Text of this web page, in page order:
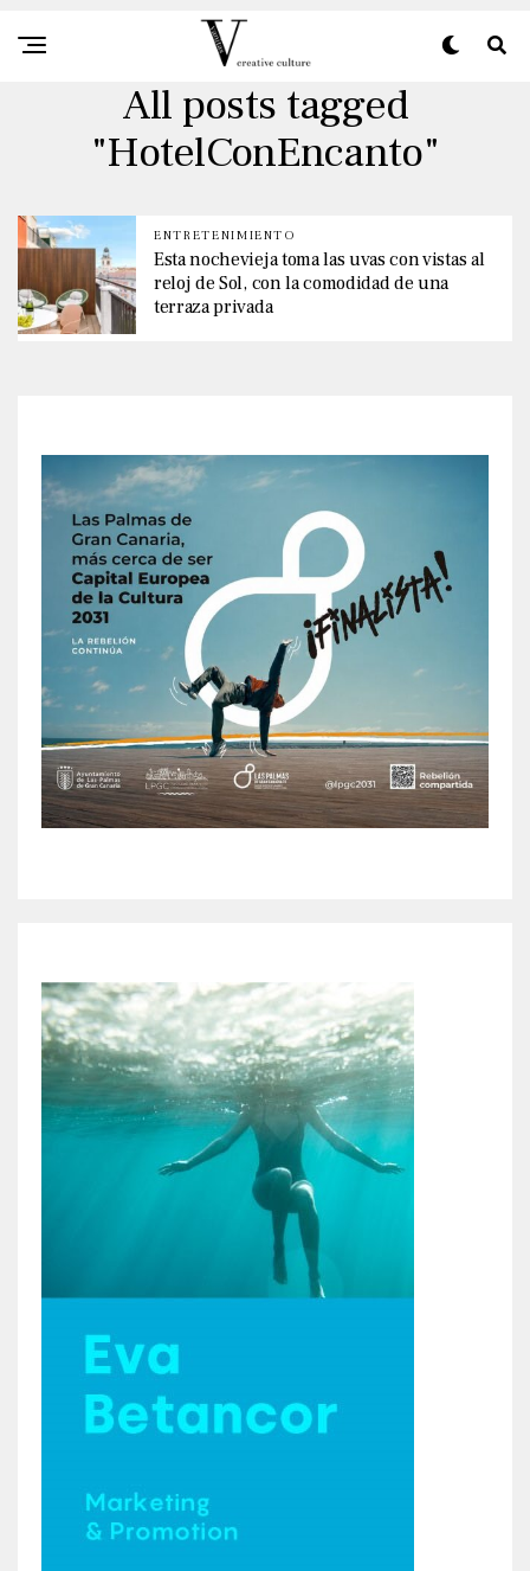
All posts tagged
"HotelConEncanto"
ENTRETENIMIENTO
Esta nochevieja toma las uvas con vistas al
reloj de Sol, con la comodidad de una
terraza privada